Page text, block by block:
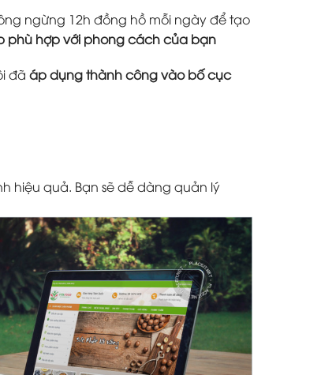
ngừng 12h đồng hồ mỗi ngày để tạo
phù hợp với phong cách của bạn
đã áp dụng thành công vào bố cục
hiệu quả. Bạn sẽ dễ dàng quản lý